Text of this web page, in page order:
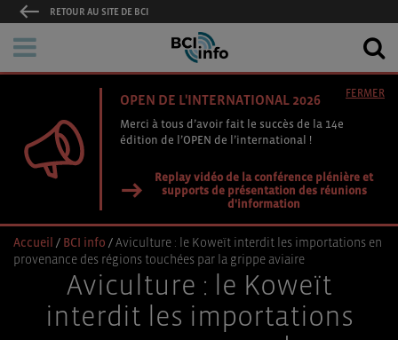
RETOUR AU SITE DE BCI
OPEN DE L'INTERNATIONAL 2026
Merci à tous d’avoir fait le succès de la 14e
édition de l’OPEN de l’international !
Replay vidéo de la conférence plénière et
supports de présentation des réunions
d'information
FERMER
Accueil / BCI info /Aviculture : le Koweït interdit les importations en
provenance des régions touchées par la grippe aviaire
Aviculture : le Koweït
interdit les importations